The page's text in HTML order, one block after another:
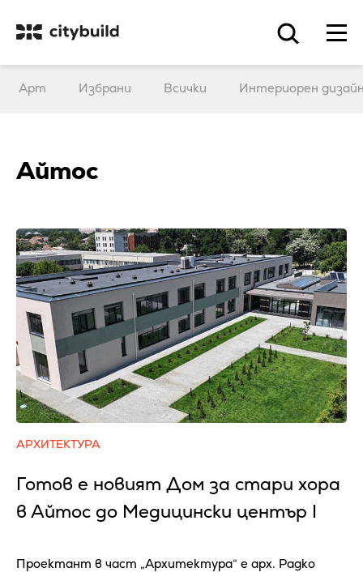
Арт Избрани Всички Интериорен
Айтос
АРХИТЕКТУРА
Готов е новият Дом за стари хора
в Айтос до Медицински център І
Проектант в част „Архитектура“ е арх. Радко